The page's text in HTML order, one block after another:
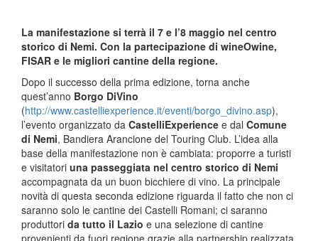
La manifestazione si terrà il 7 e l’8 maggio nel centro
storico di Nemi. Con la partecipazione di wineOwine,
FISAR e le migliori cantine della regione.
Dopo il successo della prima edizione, torna anche
quest’anno Borgo DiVino
(http://www.castelliexperience.it/eventi/borgo_divino.asp),
l’evento organizzato da CastelliExperience e dal Comune
di Nemi, Bandiera Arancione del Touring Club. L’idea alla
base della manifestazione non è cambiata: proporre a turisti
e visitatori una passeggiata nel centro storico di Nemi
accompagnata da un buon bicchiere di vino. La principale
novità di questa seconda edizione riguarda il fatto che non ci
saranno solo le cantine dei Castelli Romani; ci saranno
produttori da tutto il Lazio e una selezione di cantine